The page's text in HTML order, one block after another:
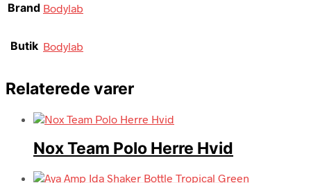
Brand Bodylab
Butik Bodylab
Relaterede varer
Nox Team Polo Herre Hvid